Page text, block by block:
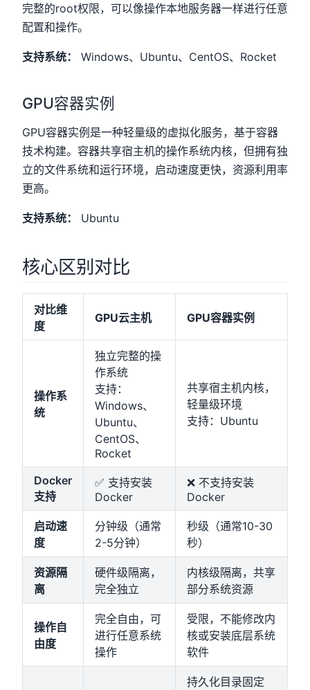
完整的root权限，可以像操作本地服务器一样进行任意
配置和操作。
支持系统： Windows、Ubuntu、CentOS、Rocket
GPU容器实例
GPU容器实例是一种轻量级的虚拟化服务，基于容器
技术构建。容器共享宿主机的操作系统内核，但拥有独
立的文件系统和运行环境，启动速度更快，资源利用率
更高。
支持系统： Ubuntu
核心区别对比
对比维
度
GPU云主机 GPU容器实例
操作系
统
独立完整的操
作系统
支持：
Windows、
Ubuntu、
CentOS、
Rocket
共享宿主机内核，
轻量级环境
支持：Ubuntu
Docker
支持
✅ 支持安装
Docker
❌ 不支持安装
Docker
启动速
度
分钟级（通常
2-5分钟）
秒级（通常10-30
秒）
资源隔
离
硬件级隔离，
完全独立
内核级隔离，共享
部分系统资源
操作自
由度
完全自由，可
进行任意系统
操作
受限，不能修改内
核或安装底层系统
软件
持久化目录固定